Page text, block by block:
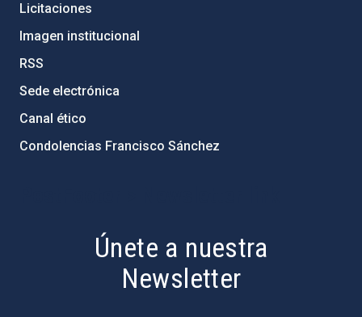
Licitaciones
Imagen institucional
RSS
Sede electrónica
Canal ético
Condolencias Francisco Sánchez
Únete a nuestra
Newsletter